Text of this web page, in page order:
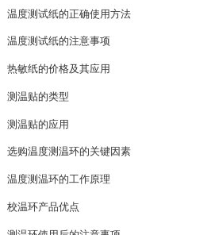
温度测试纸的正确使用方法
温度测试纸的注意事项
热敏纸的价格及其应用
测温贴的类型
测温贴的应用
选购温度测温环的关键因素
温度测温环的工作原理
校温环产品优点